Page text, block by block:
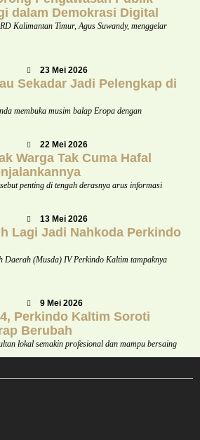
dalam Demokrasi Digital
Kalimantan Timur, Agus Suwandy, menggelar
23 Mei 2026
Sekadar Jadi Pelengkap di
membuka musim balap Eropa dengan
22 Mei 2026
Warga Tak Cuma Hafal
penting di tengah derasnya arus informasi
13 Mei 2026
Lagi Jadi Nahkoda Perkindo
(Musda) IV Perkindo Kaltim tampaknya
9 Mei 2026
Perkindo Kaltim Soroti
Berubah
lokal semakin profesional dan mampu bersaing